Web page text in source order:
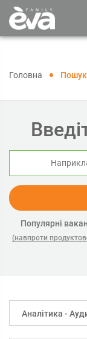
Головна Пошук
Популярні
(навпроти
Аналітика -